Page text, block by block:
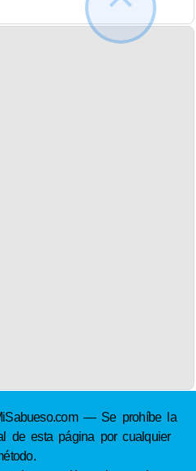
— Se prohíbe la
de esta página por cualquier